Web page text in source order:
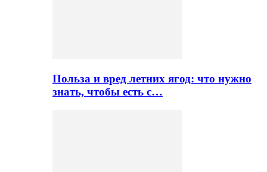
Польза и вред летних ягод: что нужно
знать, чтобы есть с…